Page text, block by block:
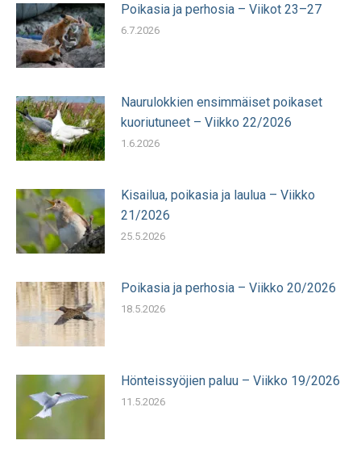
Poikasia ja perhosia – Viikot 23–27
6.7.2026
Naurulokkien ensimmäiset poikaset
kuoriutuneet – Viikko 22/2026
1.6.2026
Kisailua, poikasia ja laulua – Viikko
21/2026
25.5.2026
Poikasia ja perhosia – Viikko 20/2026
18.5.2026
Hönteissyöjien paluu – Viikko 19/2026
11.5.2026